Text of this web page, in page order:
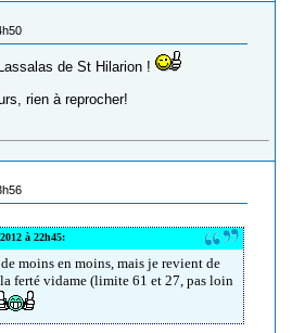
de St Hilarion !
rien à reprocher!
à 22h45:
moins en moins, mais je revient de
ferté vidame (limite 61 et 27, pas loin